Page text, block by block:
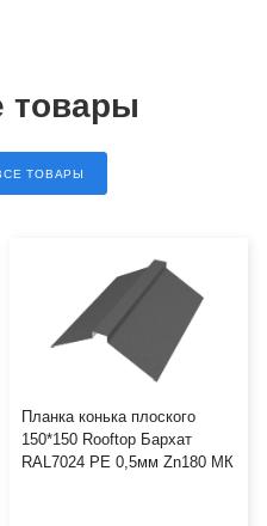
товары
ТОВАРЫ
Планка конька плоского
150*150 Rooftop Бархат
RAL7024 PE 0,5мм Zn180 МК